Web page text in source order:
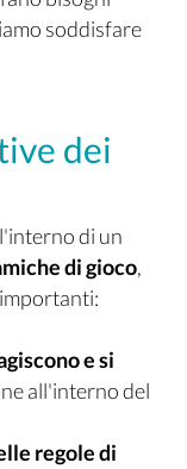
soddisfare
dei
di un
di gioco,
e si
all'interno del
regole di